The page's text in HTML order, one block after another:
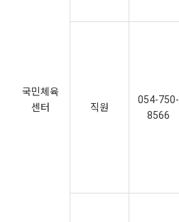
국민체육
센터
직원
054-750-
8566